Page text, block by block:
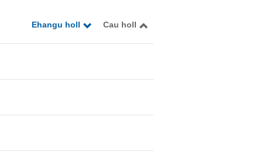
Ehangu holl Cau holl